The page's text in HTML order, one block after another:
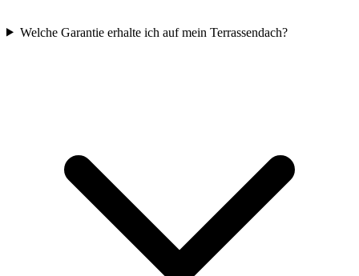
Welche Garantie erhalte ich auf mein Terrassendach?